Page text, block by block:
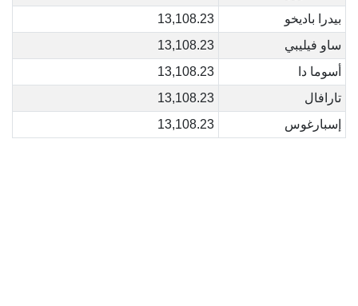
بيدرا باديخو
13,108.23
ساو فيليبي
13,108.23
أسوما دا
13,108.23
تارافال
13,108.23
إسبارغوس
13,108.23